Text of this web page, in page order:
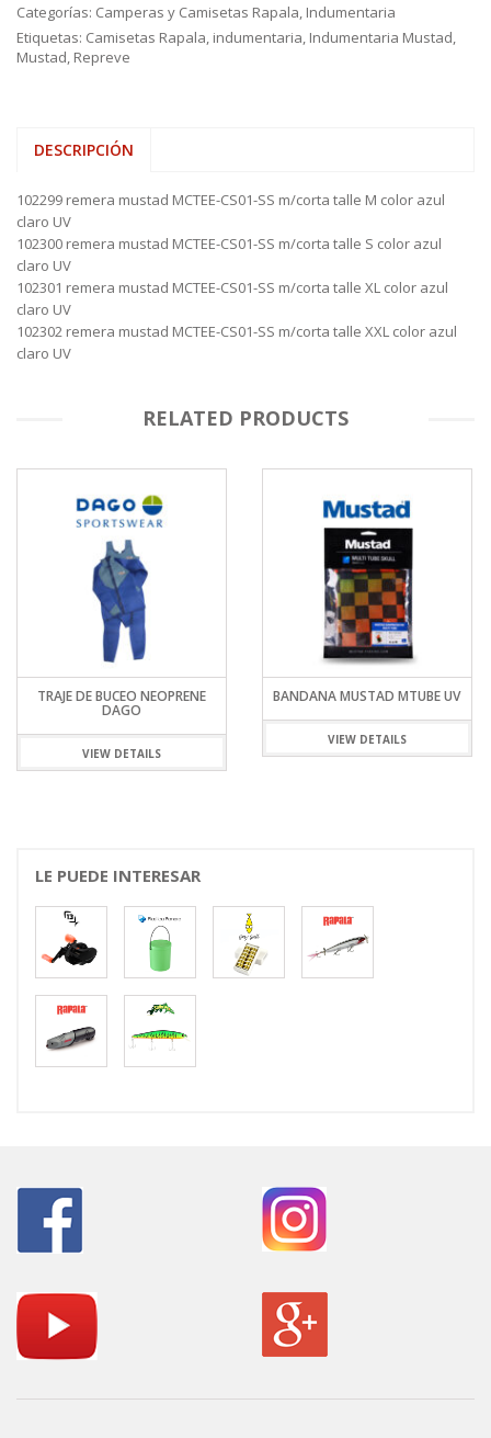
Categorías: Camperas y Camisetas Rapala, Indumentaria
Etiquetas: Camisetas Rapala, indumentaria, Indumentaria Mustad,
Mustad, Repreve
DESCRIPCIÓN
102299 remera mustad MCTEE-CS01-SS m/corta talle M color azul
claro UV
102300 remera mustad MCTEE-CS01-SS m/corta talle S color azul
claro UV
102301 remera mustad MCTEE-CS01-SS m/corta talle XL color azul
claro UV
102302 remera mustad MCTEE-CS01-SS m/corta talle XXL color azul
claro UV
RELATED PRODUCTS
TRAJE DE BUCEO NEOPRENE
DAGO
VIEW DETAILS
BANDANA MUSTAD MTUBE UV
VIEW DETAILS
LE PUEDE INTERESAR